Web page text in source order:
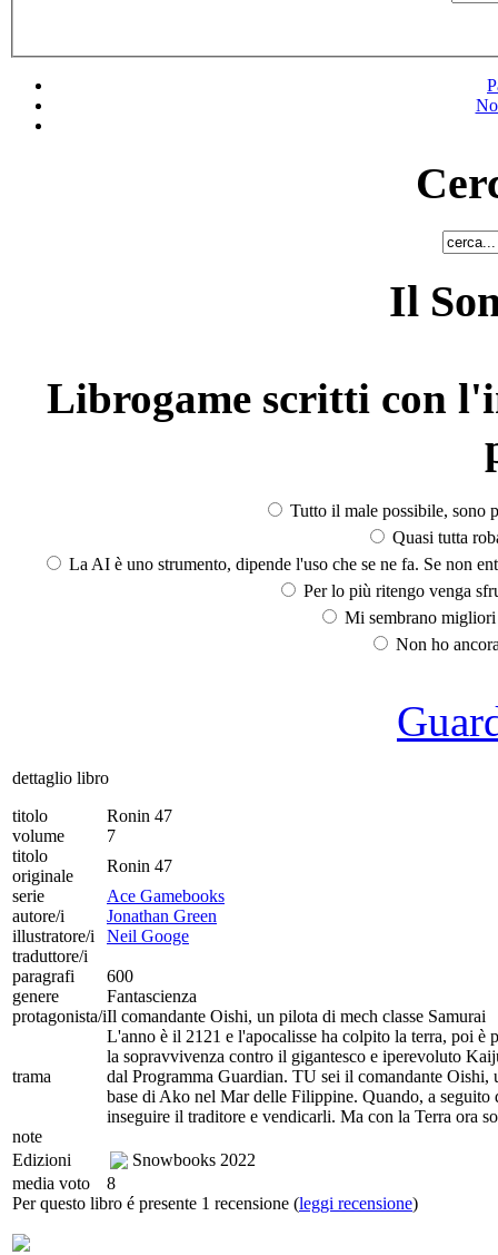
Il
Librogame scritti con
Tutto il male possibile, sono
Quasi tutta
La AI è uno strumento, dipende l'uso che se ne fa. Se non
Per lo più ritengo venga
Mi sembrano
Non ho
dettaglio libro
titolo
Ronin 47
volume
7
titolo
originale
Ronin 47
serie
Ace Gamebooks
autore/i
Jonathan Green
illustratore/i
Neil Googe
traduttore/i
paragrafi
600
genere
Fantascienza
protagonista/iIl comandante Oishi, un pilota di mech classe Samurai
trama
L'anno è il 2121 e l'apocalisse ha colpito la terra, poi è
la sopravvivenza contro il gigantesco e iperevoluto
dal Programma Guardian. TU sei il comandante Oishi,
base di Ako nel Mar delle Filippine. Quando, a seguito
inseguire il traditore e vendicarli. Ma con la Terra ora
note
Edizioni
Snowbooks 2022
media voto
8
Per questo libro é presente 1 recensione (leggi recensione)